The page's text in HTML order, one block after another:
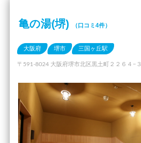
亀の湯(堺) （口コミ4件）
大阪府 堺市 三国ヶ丘駅
〒591-8024 大阪府堺市北区黒土町２２６４−３